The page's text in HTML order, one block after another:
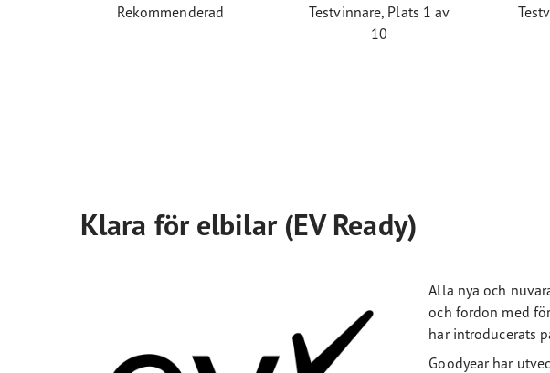
Rekommenderad
Testvinnare, Plats 1 av
10
Klara för elbilar (EV Ready)
Alla nya och
och fordon med
har introducerats
Goodyear har